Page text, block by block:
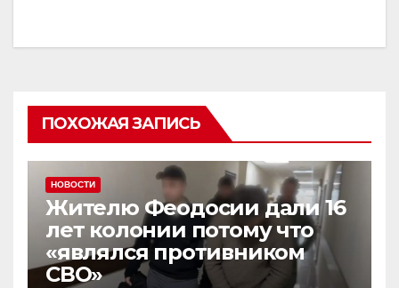
ПОХОЖАЯ ЗАПИСЬ
НОВОСТИ
Жителю Феодосии дали 16
лет колонии потому что
«являлся противником
СВО»